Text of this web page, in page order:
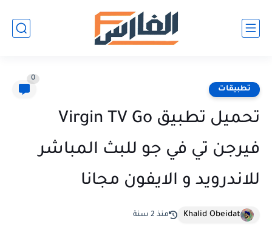
تطبيقات
0
تحميل تطبيق Virgin TV Go
فيرجن تي في جو للبث المباشر
للاندرويد و الايفون مجانا
Khalid Obeidat منذ 2 سنة